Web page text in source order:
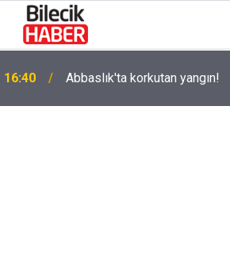
16:40 Abbaslık'ta korkutan yangın!